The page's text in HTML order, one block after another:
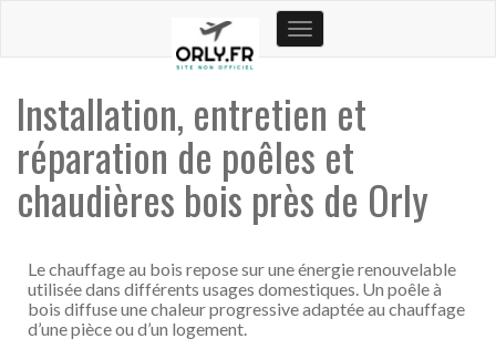
Toggle
navigation
Installation, entretien et
réparation de poêles et
chaudières bois près de Orly
Le chauffage au bois repose sur une énergie renouvelable
utilisée dans différents usages domestiques. Un poêle à
bois diffuse une chaleur progressive adaptée au chauffage
d’une pièce ou d’un logement.